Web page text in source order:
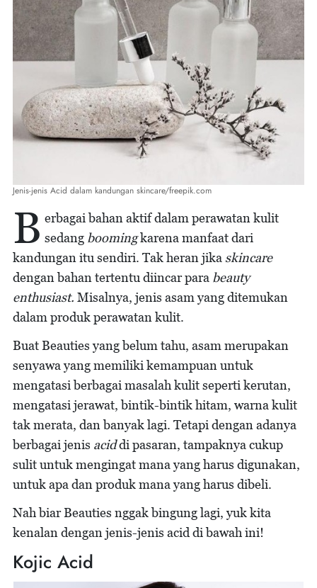
Jenis-jenis Acid dalam kandungan skincare/freepik.com
B erbagai bahan aktif dalam perawatan kulit
sedang boomingkarena manfaat dari
kandungan itu sendiri. Tak heran jika skincare
dengan bahan tertentu diincar para beauty
enthusiast. Misalnya, jenis asam yang ditemukan
dalam produk perawatan kulit.
Buat Beauties yang belum tahu, asam merupakan
senyawa yang memiliki kemampuan untuk
mengatasi berbagai masalah kulit seperti kerutan,
mengatasi jerawat, bintik-bintik hitam, warna kulit
tak merata, dan banyak lagi. Tetapi dengan adanya
berbagai jenis aciddi pasaran, tampaknya cukup
sulit untuk mengingat mana yang harus digunakan,
untuk apa dan produk mana yang harus dibeli.
Nah biar Beauties nggak bingung lagi, yuk kita
kenalan dengan jenis-jenis acid di bawah ini!
Kojic Acid